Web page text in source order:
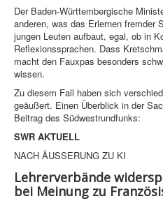
Der Baden-Württembergische
anderen, was das Erlernen fremder
jungen Leuten aufbaut, egal, ob in
Reflexionssprachen. Dass
macht den Fauxpas besonders
wissen.
Zu diesem Fall haben sich
geäußert. Einen Überblick in der
Beitrag des Südwestrundfunks:
SWR AKTUELL
NACH ÄUSSERUNG ZU KI
Lehrerverbände
bei Meinung zu